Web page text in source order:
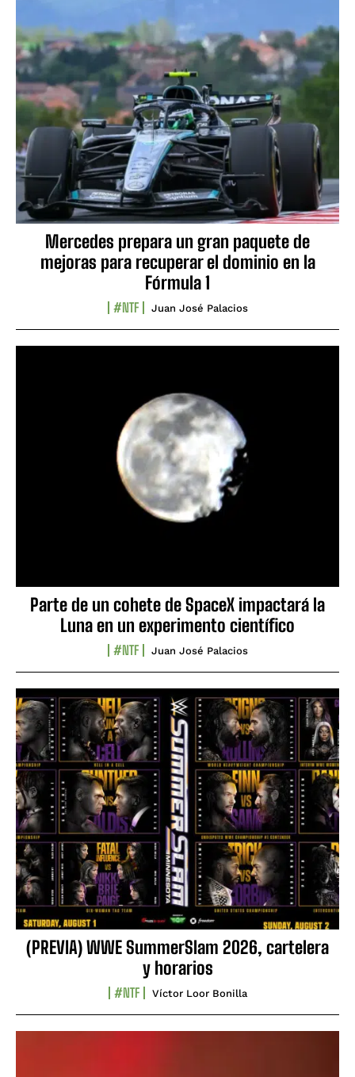
Mercedes prepara un gran paquete de
mejoras para recuperar el dominio en la
Fórmula 1
#NTF Juan José Palacios
Parte de un cohete de SpaceX impactará la
Luna en un experimento científico
#NTF Juan José Palacios
(PREVIA) WWE SummerSlam 2026, cartelera
y horarios
#NTF Víctor Loor Bonilla